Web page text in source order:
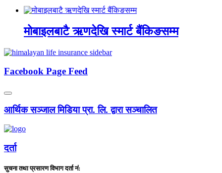
मोबाइलबाटै ऋणदेखि स्मार्ट बैंकिङसम्म
Facebook Page Feed
आर्थिक सञ्जाल मिडिया प्रा. लि. द्वारा सञ्चालित
दर्ता
सुचना तथा प्रसारण विभाग दर्ता नं: